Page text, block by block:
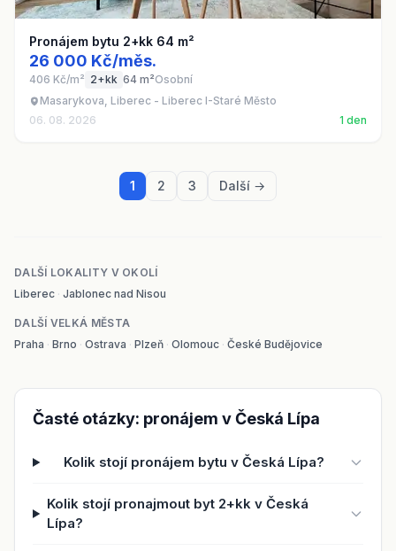
Pronájem bytu 2+kk 64 m²
26 000 Kč/měs.
406 Kč/m² 2+kk 64 m²Osobní
Masarykova, Liberec - Liberec I-Staré Město
06. 08. 2026
1 den
1 2 3 Další →
DALŠÍ LOKALITY V OKOLÍ
Liberec · Jablonec nad Nisou
DALŠÍ VELKÁ MĚSTA
Praha · Brno · Ostrava · Plzeň · Olomouc · České Budějovice
Časté otázky: pronájem v Česká Lípa
Kolik stojí pronájem bytu v Česká Lípa?
Kolik stojí pronajmout byt 2+kk v Česká
Lípa?